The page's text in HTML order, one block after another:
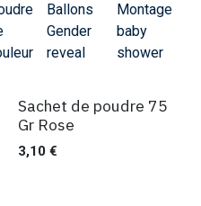
Ballons
Gender
reveal
Montage
baby
shower
Ventes
Sachet de poudre 75
Gr Rose
3,10€